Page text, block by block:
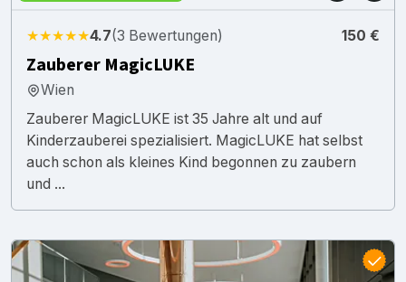
★★★★★4.7(3 Bewertungen) 150 €
Zauberer MagicLUKE
Wien
Zauberer MagicLUKE ist 35 Jahre alt und auf
Kinderzauberei spezialisiert. MagicLUKE hat selbst
auch schon als kleines Kind begonnen zu zaubern
und ...